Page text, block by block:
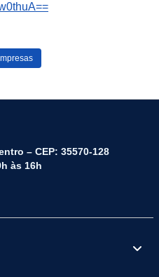
– CEP: 35570-128
às 16h